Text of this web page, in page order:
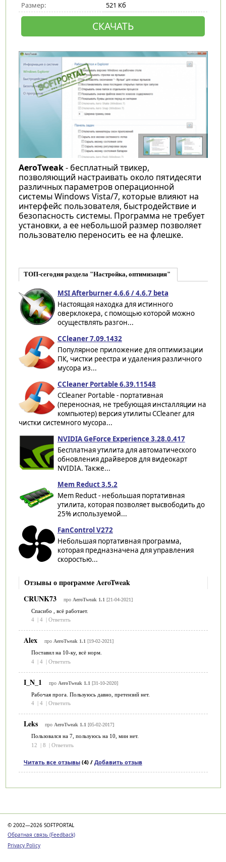
Размер: 521 Кб
СКАЧАТЬ
AeroTweak- бесплатный твикер,
позволяющий настраивать около пятидесяти
различных параметров операционной
системы Windows Vista/7, которые влияют на
интерфейс пользователя, быстродействие и
безопасность системы. Программа не требует
установки, а ее небольшой размер позволяет
пользователю переносить ее на флешке.
ТОП-сегодня раздела "Настройка, оптимизация"
MSI Afterburner 4.6.6 / 4.6.7 beta
Настоящая находка для истинного
оверклокера, с помощью которой можно
осуществлять разгон...
CCleaner 7.09.1432
Популярное приложение для оптимизации
ПК, чистки реестра и удаления различного
мусора из...
CCleaner Portable 6.39.11548
CCleaner Portable - портативная
(переносная, не требующая инсталляции на
компьютер) версия утилиты CCleaner для
чистки системного мусора...
NVIDIA GeForce Experience 3.28.0.417
Бесплатная утилита для автоматического
обновления драйверов для видеокарт
NVIDIA. Также...
Mem Reduct 3.5.2
Mem Reduct - небольшая портативная
утилита, которая позволяет высвободить до
25% используемой...
FanControl V272
Небольшая портативная программа,
которая предназначена для управления
скоростью...
Отзывы о программе AeroTweak
CRUNK73
про AeroTweak 1.1 [21-04-2021]
Спасибо , всё работает.
4
4 Ответить
Alex про AeroTweak 1.1[19-02-2021]
Поставил на 10-ку, всё норм.
4 | 4 | Ответить
I_N_1 про AeroTweak 1.1 [31-10-2020]
Рабочая прога. Пользуюсь давно, претензий нет.
4
4 Ответить
Leks про AeroTweak 1.1[05-02-2017]
Пользовался на 7, пользуюсь на 10, мин нет.
12
| 8 | Ответить
Читать все отзывы(4) / Добавить отзыв
© 2002—2026 SOFTPORTAL
Обратная связь (Feedback)
Privacy Policy